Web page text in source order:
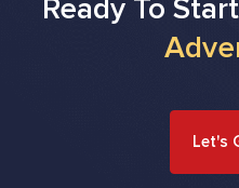
Ready To
Let's